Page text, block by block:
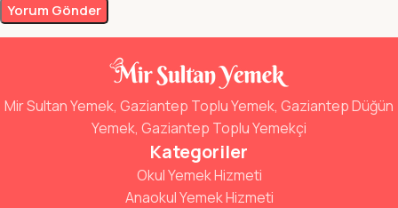
Mir Sultan Yemek, Gaziantep Toplu Yemek, Gaziantep Düğün
Yemek, Gaziantep Toplu Yemekçi
Kategoriler
Okul Yemek Hizmeti
Anaokul Yemek Hizmeti